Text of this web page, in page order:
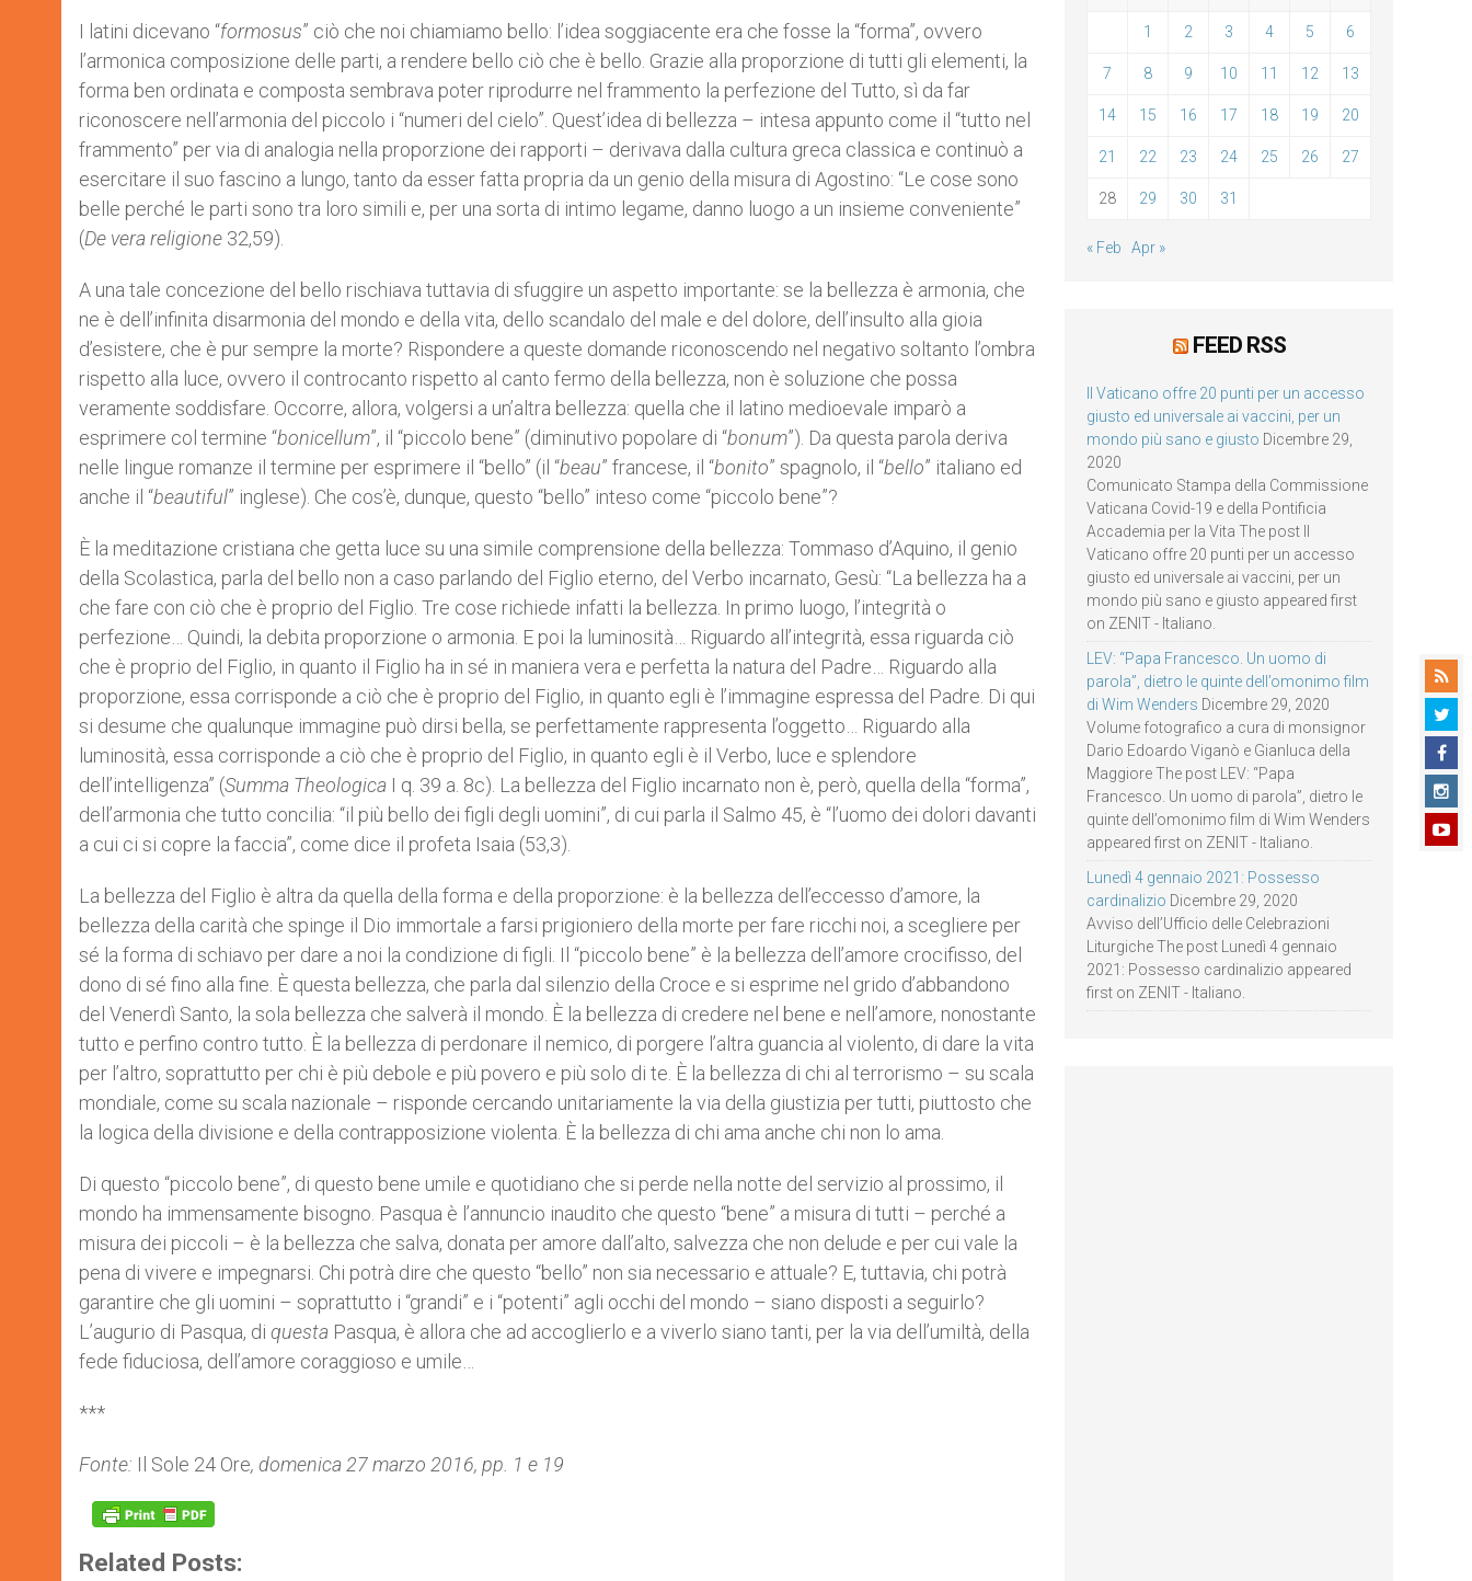
I latini dicevano “formosus” ciò che noi chiamiamo bello: l’idea soggiacente era che fosse la “forma”, ovvero
l’armonica composizione delle parti, a rendere bello ciò che è bello. Grazie alla proporzione di tutti gli elementi, la
forma ben ordinata e composta sembrava poter riprodurre nel frammento la perfezione del Tutto, sì da far
riconoscere nell’armonia del piccolo i “numeri del cielo”. Quest’idea di bellezza – intesa appunto come il “tutto nel
frammento” per via di analogia nella proporzione dei rapporti – derivava dalla cultura greca classica e continuò a
esercitare il suo fascino a lungo, tanto da esser fatta propria da un genio della misura di Agostino: “Le cose sono
belle perché le parti sono tra loro simili e, per una sorta di intimo legame, danno luogo a un insieme conveniente”
(De vera religione 32,59).
A una tale concezione del bello rischiava tuttavia di sfuggire un aspetto importante: se la bellezza è armonia, che
ne è dell’infinita disarmonia del mondo e della vita, dello scandalo del male e del dolore, dell’insulto alla gioia
d’esistere, che è pur sempre la morte? Rispondere a queste domande riconoscendo nel negativo soltanto l’ombra
rispetto alla luce, ovvero il controcanto rispetto al canto fermo della bellezza, non è soluzione che possa
veramente soddisfare. Occorre, allora, volgersi a un’altra bellezza: quella che il latino medioevale imparò a
esprimere col termine “bonicellum”, il “piccolo bene” (diminutivo popolare di “bonum”). Da questa parola deriva
nelle lingue romanze il termine per esprimere il “bello” (il “beau” francese, il “bonito” spagnolo, il “bello” italiano ed
anche il “beautiful” inglese). Che cos’è, dunque, questo “bello” inteso come “piccolo bene”?
È la meditazione cristiana che getta luce su una simile comprensione della bellezza: Tommaso d’Aquino, il genio
della Scolastica, parla del bello non a caso parlando del Figlio eterno, del Verbo incarnato, Gesù: “La bellezza ha a
che fare con ciò che è proprio del Figlio. Tre cose richiede infatti la bellezza. In primo luogo, l’integrità o
perfezione… Quindi, la debita proporzione o armonia. E poi la luminosità… Riguardo all’integrità, essa riguarda ciò
che è proprio del Figlio, in quanto il Figlio ha in sé in maniera vera e perfetta la natura del Padre… Riguardo alla
proporzione, essa corrisponde a ciò che è proprio del Figlio, in quanto egli è l’immagine espressa del Padre. Di qui
si desume che qualunque immagine può dirsi bella, se perfettamente rappresenta l’oggetto… Riguardo alla
luminosità, essa corrisponde a ciò che è proprio del Figlio, in quanto egli è il Verbo, luce e splendore
dell’intelligenza” (Summa Theologica I q. 39 a. 8c). La bellezza del Figlio incarnato non è, però, quella della “forma”,
dell’armonia che tutto concilia: “il più bello dei figli degli uomini”, di cui parla il Salmo 45, è “l’uomo dei dolori davanti
a cui ci si copre la faccia”, come dice il profeta Isaia (53,3).
La bellezza del Figlio è altra da quella della forma e della proporzione: è la bellezza dell’eccesso d’amore, la
bellezza della carità che spinge il Dio immortale a farsi prigioniero della morte per fare ricchi noi, a scegliere per
sé la forma di schiavo per dare a noi la condizione di figli. Il “piccolo bene” è la bellezza dell’amore crocifisso, del
dono di sé fino alla fine. È questa bellezza, che parla dal silenzio della Croce e si esprime nel grido d’abbandono
del Venerdì Santo, la sola bellezza che salverà il mondo. È la bellezza di credere nel bene e nell’amore, nonostante
tutto e perfino contro tutto. È la bellezza di perdonare il nemico, di porgere l’altra guancia al violento, di dare la vita
per l’altro, soprattutto per chi è più debole e più povero e più solo di te. È la bellezza di chi al terrorismo – su scala
mondiale, come su scala nazionale – risponde cercando unitariamente la via della giustizia per tutti, piuttosto che
la logica della divisione e della contrapposizione violenta. È la bellezza di chi ama anche chi non lo ama.
Di questo “piccolo bene”, di questo bene umile e quotidiano che si perde nella notte del servizio al prossimo, il
mondo ha immensamente bisogno. Pasqua è l’annuncio inaudito che questo “bene” a misura di tutti – perché a
misura dei piccoli – è la bellezza che salva, donata per amore dall’alto, salvezza che non delude e per cui vale la
pena di vivere e impegnarsi. Chi potrà dire che questo “bello” non sia necessario e attuale? E, tuttavia, chi potrà
garantire che gli uomini – soprattutto i “grandi” e i “potenti” agli occhi del mondo – siano disposti a seguirlo?
L’augurio di Pasqua, di questa Pasqua, è allora che ad accoglierlo e a viverlo siano tanti, per la via dell’umiltà, della
fede fiduciosa, dell’amore coraggioso e umile…
***
Fonte: Il Sole 24 Ore, domenica 27 marzo 2016, pp. 1 e 19
Related Posts:
1 2 3 4 5 6
7 8 9 10 11 12 13
14 15 16 17 18 19 20
21 22 23 24 25 26 27
28 29 30 31
« Feb Apr »
FEED RSS
Il Vaticano offre 20 punti per un accesso
giusto ed universale ai vaccini, per un
mondo più sano e giusto Dicembre 29,
2020
Comunicato Stampa della Commissione
Vaticana Covid-19 e della Pontificia
Accademia per la Vita The post Il
Vaticano offre 20 punti per un accesso
giusto ed universale ai vaccini, per un
mondo più sano e giusto appeared first
on ZENIT - Italiano.
LEV: “Papa Francesco. Un uomo di
parola”, dietro le quinte dell’omonimo film
di Wim Wenders Dicembre 29, 2020
Volume fotografico a cura di monsignor
Dario Edoardo Viganò e Gianluca della
Maggiore The post LEV: “Papa
Francesco. Un uomo di parola”, dietro le
quinte dell’omonimo film di Wim Wenders
appeared first on ZENIT - Italiano.
Lunedì 4 gennaio 2021: Possesso
cardinalizio Dicembre 29, 2020
Avviso dell’Ufficio delle Celebrazioni
Liturgiche The post Lunedì 4 gennaio
2021: Possesso cardinalizio appeared
first on ZENIT - Italiano.